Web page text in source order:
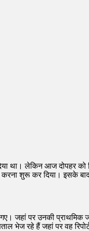
था। लेकिन आज दोपहर
शुरू कर दिया। इसके
जहां पर उनकी
भेज रहे हैं जहां पर वह